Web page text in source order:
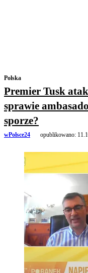
Polska
Premier Tusk
sprawie
sporze?
wPolsce24 opublikowano: